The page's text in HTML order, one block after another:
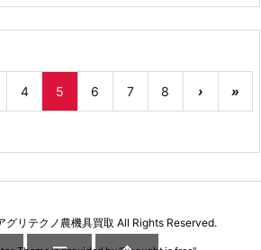
4 5 6 7 8 › »
グリテクノ農機具買取 All Rights Reserved.